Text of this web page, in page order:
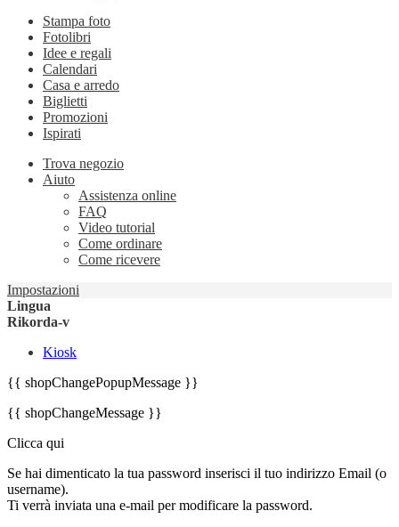
Stampa foto
Fotolibri
Idee e regali
Calendari
Casa e arredo
Biglietti
Promozioni
Ispirati
Trova negozio
Aiuto
Assistenza online
FAQ
Video tutorial
Come ordinare
Come ricevere
Impostazioni
Lingua
Rikorda-v
Kiosk
{{ shopChangePopupMessage }}
{{ shopChangeMessage }}
Clicca qui
Se hai dimenticato la tua password inserisci il tuo indirizzo Email (o
username).
Ti verrà inviata una e-mail per modificare la password.